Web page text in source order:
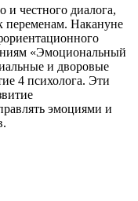
и честного диалога,
переменам. Накануне
«Эмоциональный
и дворовые
4 психолога. Эти
эмоциями и